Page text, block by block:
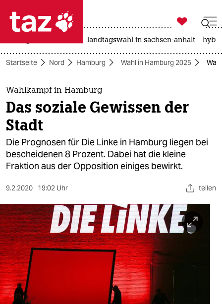
 taz zahl ich
taz zahl ich
themen
politik
öko
gesellschaft
sport
berlin
nord
wahrheit
verlag

taz zahl ich
landtagswahl in sachsen-anhalt
Startseite Nord Hamburg Wahl in Hamburg 2025
Wahlkampf in Hamburg
Das soziale Gewissen der
Stadt
Die Prognosen für Die Linke in Hamburg liegen bei
bescheidenen 8 Prozent. Dabei hat die kleine
Fraktion aus der Opposition einiges bewirkt.
9.2.2020 19:02 Uhr teilen